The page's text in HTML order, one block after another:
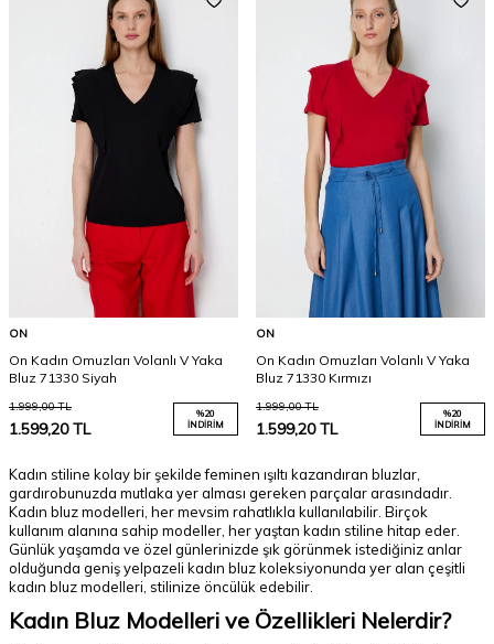
ON
On Kadın Omuzları Volanlı V Yaka
Bluz 71330 Siyah
1.999,00TL
1.599,20TL
%20
İNDIRIM
ON
On Kadın Omuzları Volanlı V Yaka
Bluz 71330 Kırmızı
1.999,00TL
1.599,20TL
%20
İNDIRIM
Kadın stiline kolay bir şekilde feminen ışıltı kazandıran bluzlar,
gardırobunuzda mutlaka yer alması gereken parçalar arasındadır.
Kadın bluz modelleri, her mevsim rahatlıkla kullanılabilir. Birçok
kullanım alanına sahip modeller, her yaştan kadın stiline hitap eder.
Günlük yaşamda ve özel günlerinizde şık görünmek istediğiniz anlar
olduğunda geniş yelpazeli kadın bluz koleksiyonunda yer alan çeşitli
kadın bluz modelleri, stilinize öncülük edebilir.
Kadın Bluz Modelleri ve Özellikleri Nelerdir?